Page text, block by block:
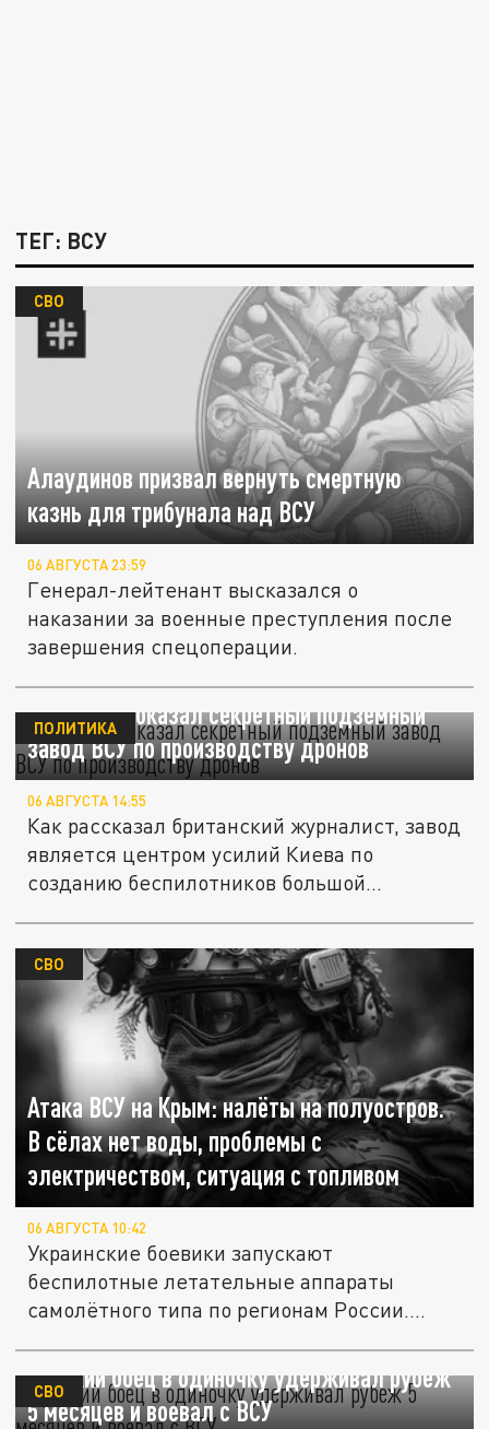
ТЕГ: ВСУ
Алаудинов призвал вернуть смертную
казнь для трибунала над ВСУ
СВО
06 АВГУСТА 23:59
Генерал-лейтенант высказался о
наказании за военные преступления после
завершения спецоперации.
Sky News показал секретный подземный
завод ВСУ по производству дронов
ПОЛИТИКА
06 АВГУСТА 14:55
Как рассказал британский журналист, завод
является центром усилий Киева по
созданию беспилотников большой...
Атака ВСУ на Крым: налёты на полуостров.
В сёлах нет воды, проблемы с
электричеством, ситуация с топливом
СВО
06 АВГУСТА 10:42
Украинские боевики запускают
беспилотные летательные аппараты
самолётного типа по регионам России.
Русский боец в одиночку удерживал рубеж
5 месяцев и воевал с ВСУ
СВО